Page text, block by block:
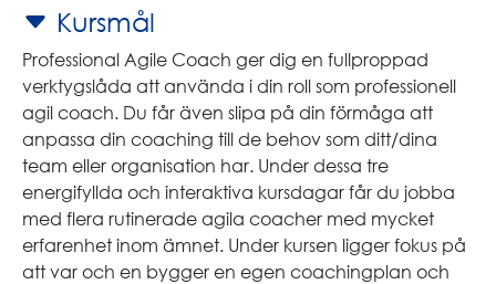
Kursmål
Professional Agile Coach ger dig en fullproppad
verktygslåda att använda i din roll som professionell
agil coach. Du får även slipa på din förmåga att
anpassa din coaching till de behov som ditt/dina
team eller organisation har. Under dessa tre
energifyllda och interaktiva kursdagar får du jobba
med flera rutinerade agila coacher med mycket
erfarenhet inom ämnet. Under kursen ligger fokus på
att var och en bygger en egen coachingplan och